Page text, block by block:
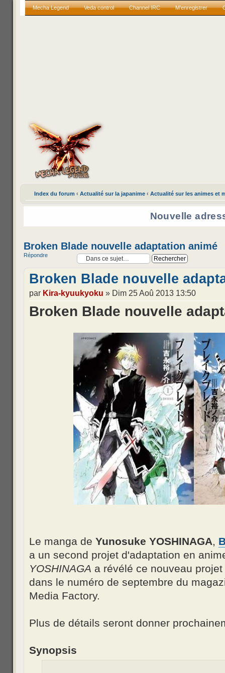
Mecha Legend Veda control Channel IRC M’enregistrer
Index du forum ‹ Actualité sur la japanime ‹ Actualité sur les animes et
Nouvelle
Broken Blade nouvelle adaptation animé
Répondre
Broken Blade nouvelle
par Kira-kyuukyoku » Dim 25 Aoû 2013 13:50
Broken Blade nouvelle
Le manga de Yunosuke YOSHINAGA,
a un second projet d'adaptation en
YOSHINAGA a révélé ce nouveau
dans le numéro de septembre du
Media Factory.
Plus de détails seront donner
Synopsis